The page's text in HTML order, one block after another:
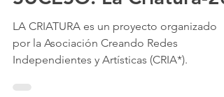
24 nov 2020
SUCESO: La Criatura-20
LA CRIATURA es un proyecto organizado